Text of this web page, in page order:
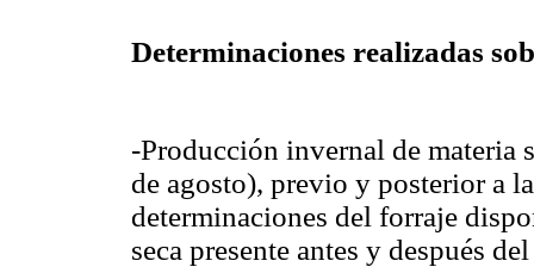
Determinaciones realizadas
-Producción invernal de materia
de agosto), previo y posterior a
determinaciones del forraje
seca presente antes y después